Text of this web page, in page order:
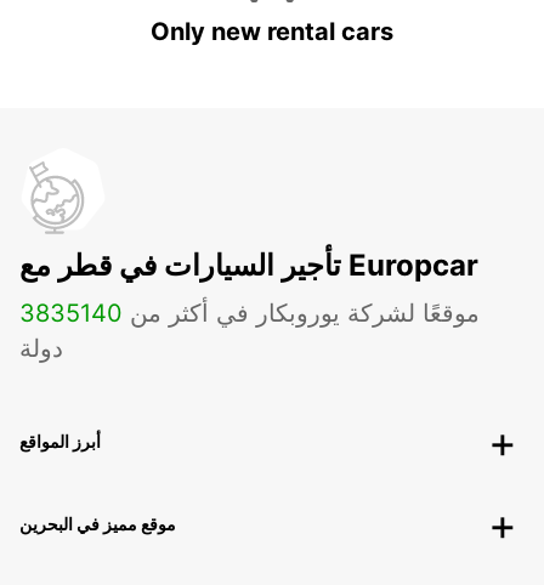
Only new rental cars
تأجير السيارات في قطر مع Europcar
3835 موقعًا لشركة يوروبكار في أكثر من 140
دولة
أبرز المواقع
موقع مميز في البحرين